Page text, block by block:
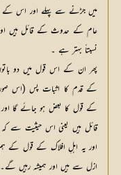
میں جڑنے سے پہلے اور اس کے
عام کے حدوث کے قائل ہیں
نسبتاً بہتر ہے ۔
پھر ان کے اس قول میں دو
کے قدم کا اثبات پس (اس
کے قول کا بعض ہو جائے گا
قائل ہیں یعنی اس حیثیت سے کہ
اور یہ اہلِ افلاک کے قول کے
ازل سے ہیں اور ہمیشہ رہیں گے۔